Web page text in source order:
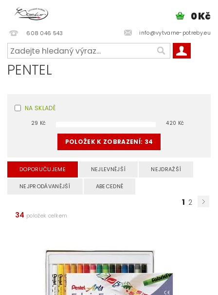
608 046 543 info@vytvarne-potreby.eu
0 Kč
PENTEL
NA SKLADĚ
29 Kč 420 Kč
POLOŽEK K ZOBRAZENÍ: 34
DOPORUČUJEME NEJLEVNĚJŠÍ NEJDRAŽŠÍ
NEJPRODÁVANĚJŠÍ ABECEDNĚ
1 2
34 položek celkem